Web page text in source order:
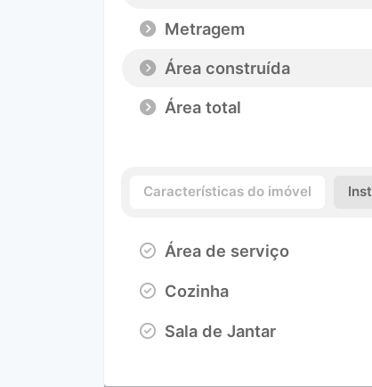
Metragem
Área construída
Área total
Características do imóvel
Área de serviço
Cozinha
Sala de Jantar